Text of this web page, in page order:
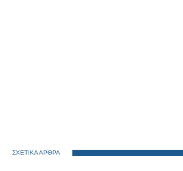
ΣΧΕΤΙΚΑ ΑΡΘΡΑ